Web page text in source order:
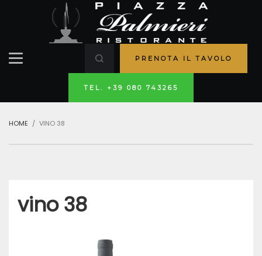
PRENOTA IL TAVOLO
TEL. +39 080 743265
HOME VINO 38
vino 38